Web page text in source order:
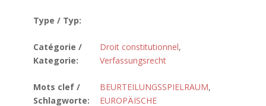
Type / Typ:
Catégorie /
Kategorie:
Droit constitutionnel,
Verfassungsrecht
Mots clef /
Schlagworte:
BEURTEILUNGSSPIELRAUM,
EUROPÄISCHE